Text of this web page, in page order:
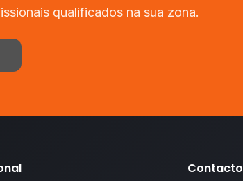
qualificados na sua zona.
Contacto